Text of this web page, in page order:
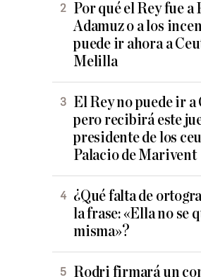
Por qué el Rey fue a
Adamuz o a los
puede ir ahora a
Melilla
El Rey no puede ir a
pero recibirá este
presidente de los
Palacio de Marivent
¿Qué falta de
la frase: «Ella no se
misma»?
Rodri firmará un